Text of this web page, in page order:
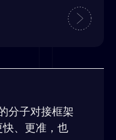
分子对接框架
、更准，也